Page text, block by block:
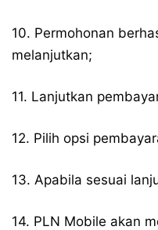
10. Permohonan
melanjutkan;
11. Lanjutkan
12. Pilih opsi
13. Apabila sesuai
14. PLN Mobile akan